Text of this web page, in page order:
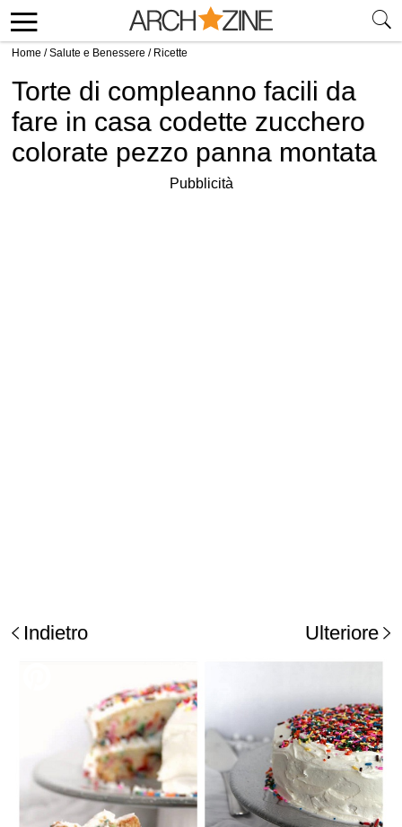
Home /Salute e Benessere / Ricette
Torte di compleanno facili da
fare in casa codette zucchero
colorate pezzo panna montata
Pubblicità
Indietro Ulteriore